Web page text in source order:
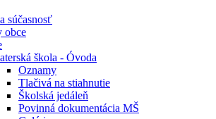
súčasnosť
obce
škola - Óvoda
Oznamy
Tlačivá na stiahnutie
Školská jedáleň
Povinná dokumentácia MŠ